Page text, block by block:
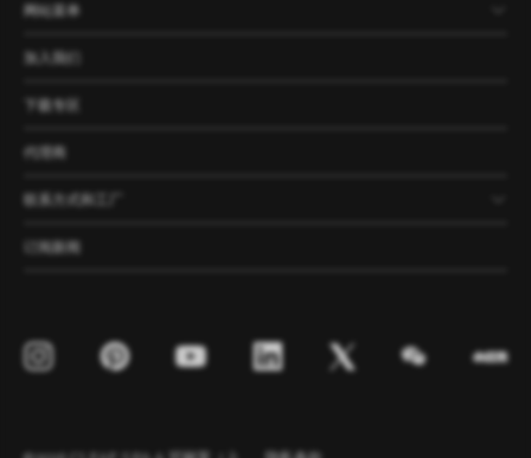
网站菜单
产品
公司
资讯
案例
加入我们
代理商
联系方式和工厂
订阅新闻